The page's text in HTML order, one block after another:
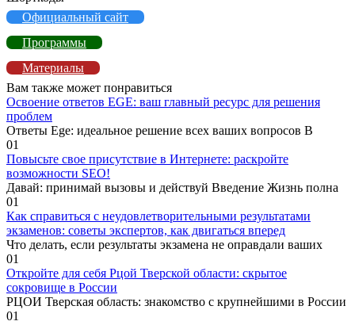
Официальный сайт
Программы
Материалы
Вам также может понравиться
Освоение ответов EGE: ваш главный ресурс для решения
проблем
Ответы Ege: идеальное решение всех ваших вопросов В
01
Повысьте свое присутствие в Интернете: раскройте
возможности SEO!
Давай: принимай вызовы и действуй Введение Жизнь полна
01
Как справиться с неудовлетворительными результатами
экзаменов: советы экспертов, как двигаться вперед
Что делать, если результаты экзамена не оправдали ваших
01
Откройте для себя Рцой Тверской области: скрытое
сокровище в России
РЦОИ Тверская область: знакомство с крупнейшими в России
01